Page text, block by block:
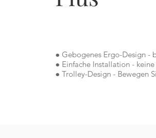
● Gebogenes Ergo-Design -
● Einfache Installation -
● Trolley-Design - Bewegen